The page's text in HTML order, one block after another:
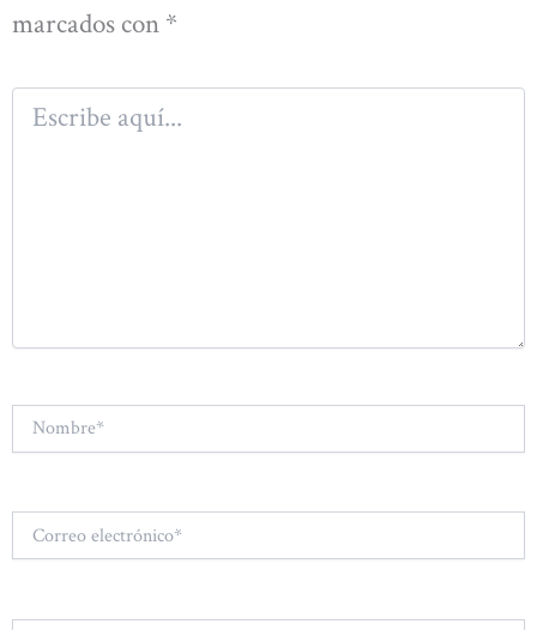
marcados con *
aquí...
electrónico*